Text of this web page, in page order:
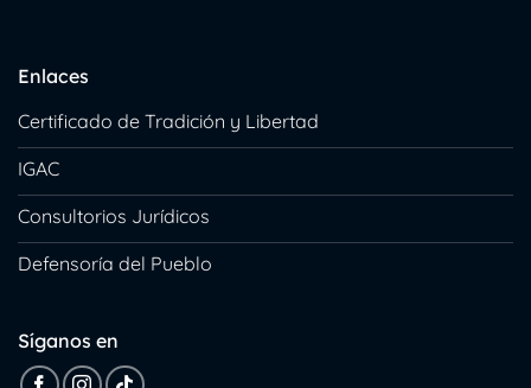
Enlaces
Certificado de Tradición y Libertad
IGAC
Consultorios Jurídicos
Defensoría del Pueblo
Síganos en